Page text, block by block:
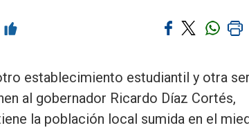
establecimiento estudiantil y otra
al gobernador Ricardo Díaz Cortés,
la población local sumida en el